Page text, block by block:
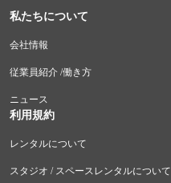
私たちについて
会社情報
従業員紹介 /働き方
ニュース
利用規約
レンタルについて
スタジオ / スペースレンタルについて